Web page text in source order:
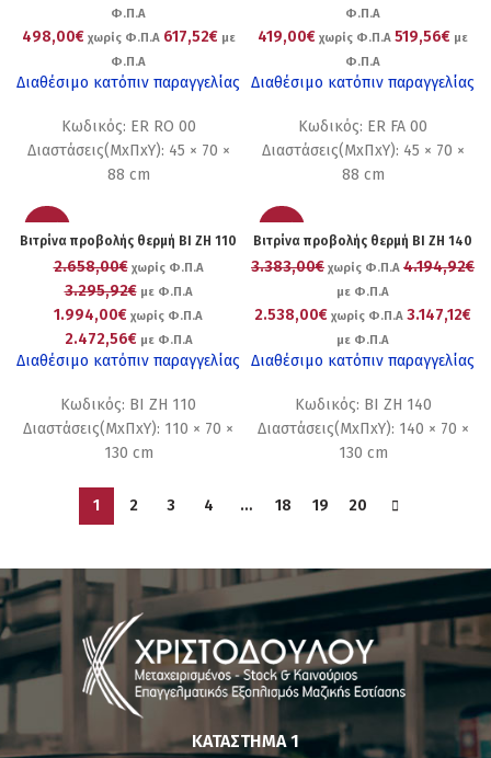
Φ.Π.Α
498,00€ χωρίς Φ.Π.Α 617,52€ με
Φ.Π.Α
Διαθέσιμο κατόπιν παραγγελίας
Κωδικός: ER RO 00
Διαστάσεις(ΜxΠxΥ): 45 × 70 ×
88 cm
Φ.Π.Α
419,00€ χωρίς Φ.Π.Α 519,56€ με
Φ.Π.Α
Διαθέσιμο κατόπιν παραγγελίας
Κωδικός: ER FA 00
Διαστάσεις(ΜxΠxΥ): 45 × 70 ×
88 cm
Βιτρίνα προβολής θερμή BI ZH 110
2.658,00€χωρίς Φ.Π.Α
3.295,92€με Φ.Π.Α
1.994,00€ χωρίς Φ.Π.Α
2.472,56€ με Φ.Π.Α
Διαθέσιμο κατόπιν παραγγελίας
Κωδικός: BI ZH 110
Διαστάσεις(ΜxΠxΥ): 110 × 70 ×
130 cm
Βιτρίνα προβολής θερμή BI ZH 140
3.383,00€ χωρίς Φ.Π.Α 4.194,92€
με Φ.Π.Α
2.538,00€ χωρίς Φ.Π.Α 3.147,12€
με Φ.Π.Α
Διαθέσιμο κατόπιν παραγγελίας
Κωδικός: BI ZH 140
Διαστάσεις(ΜxΠxΥ): 140 × 70 ×
130 cm
1 2 3 4 … 18 19 20
ΚΑΤΆΣΤΗΜΑ 1